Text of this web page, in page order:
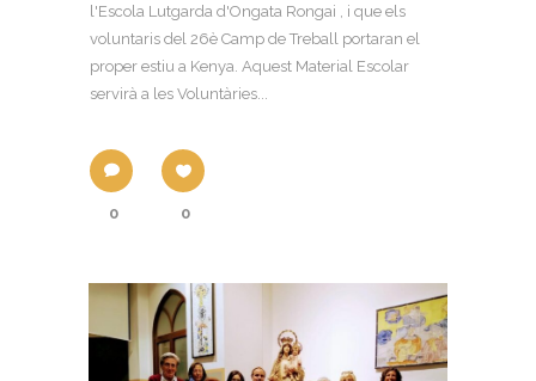
l'Escola Lutgarda d'Ongata Rongai , i que els
voluntaris del 26è Camp de Treball portaran el
proper estiu a Kenya. Aquest Material Escolar
servirà a les Voluntàries...
0 0